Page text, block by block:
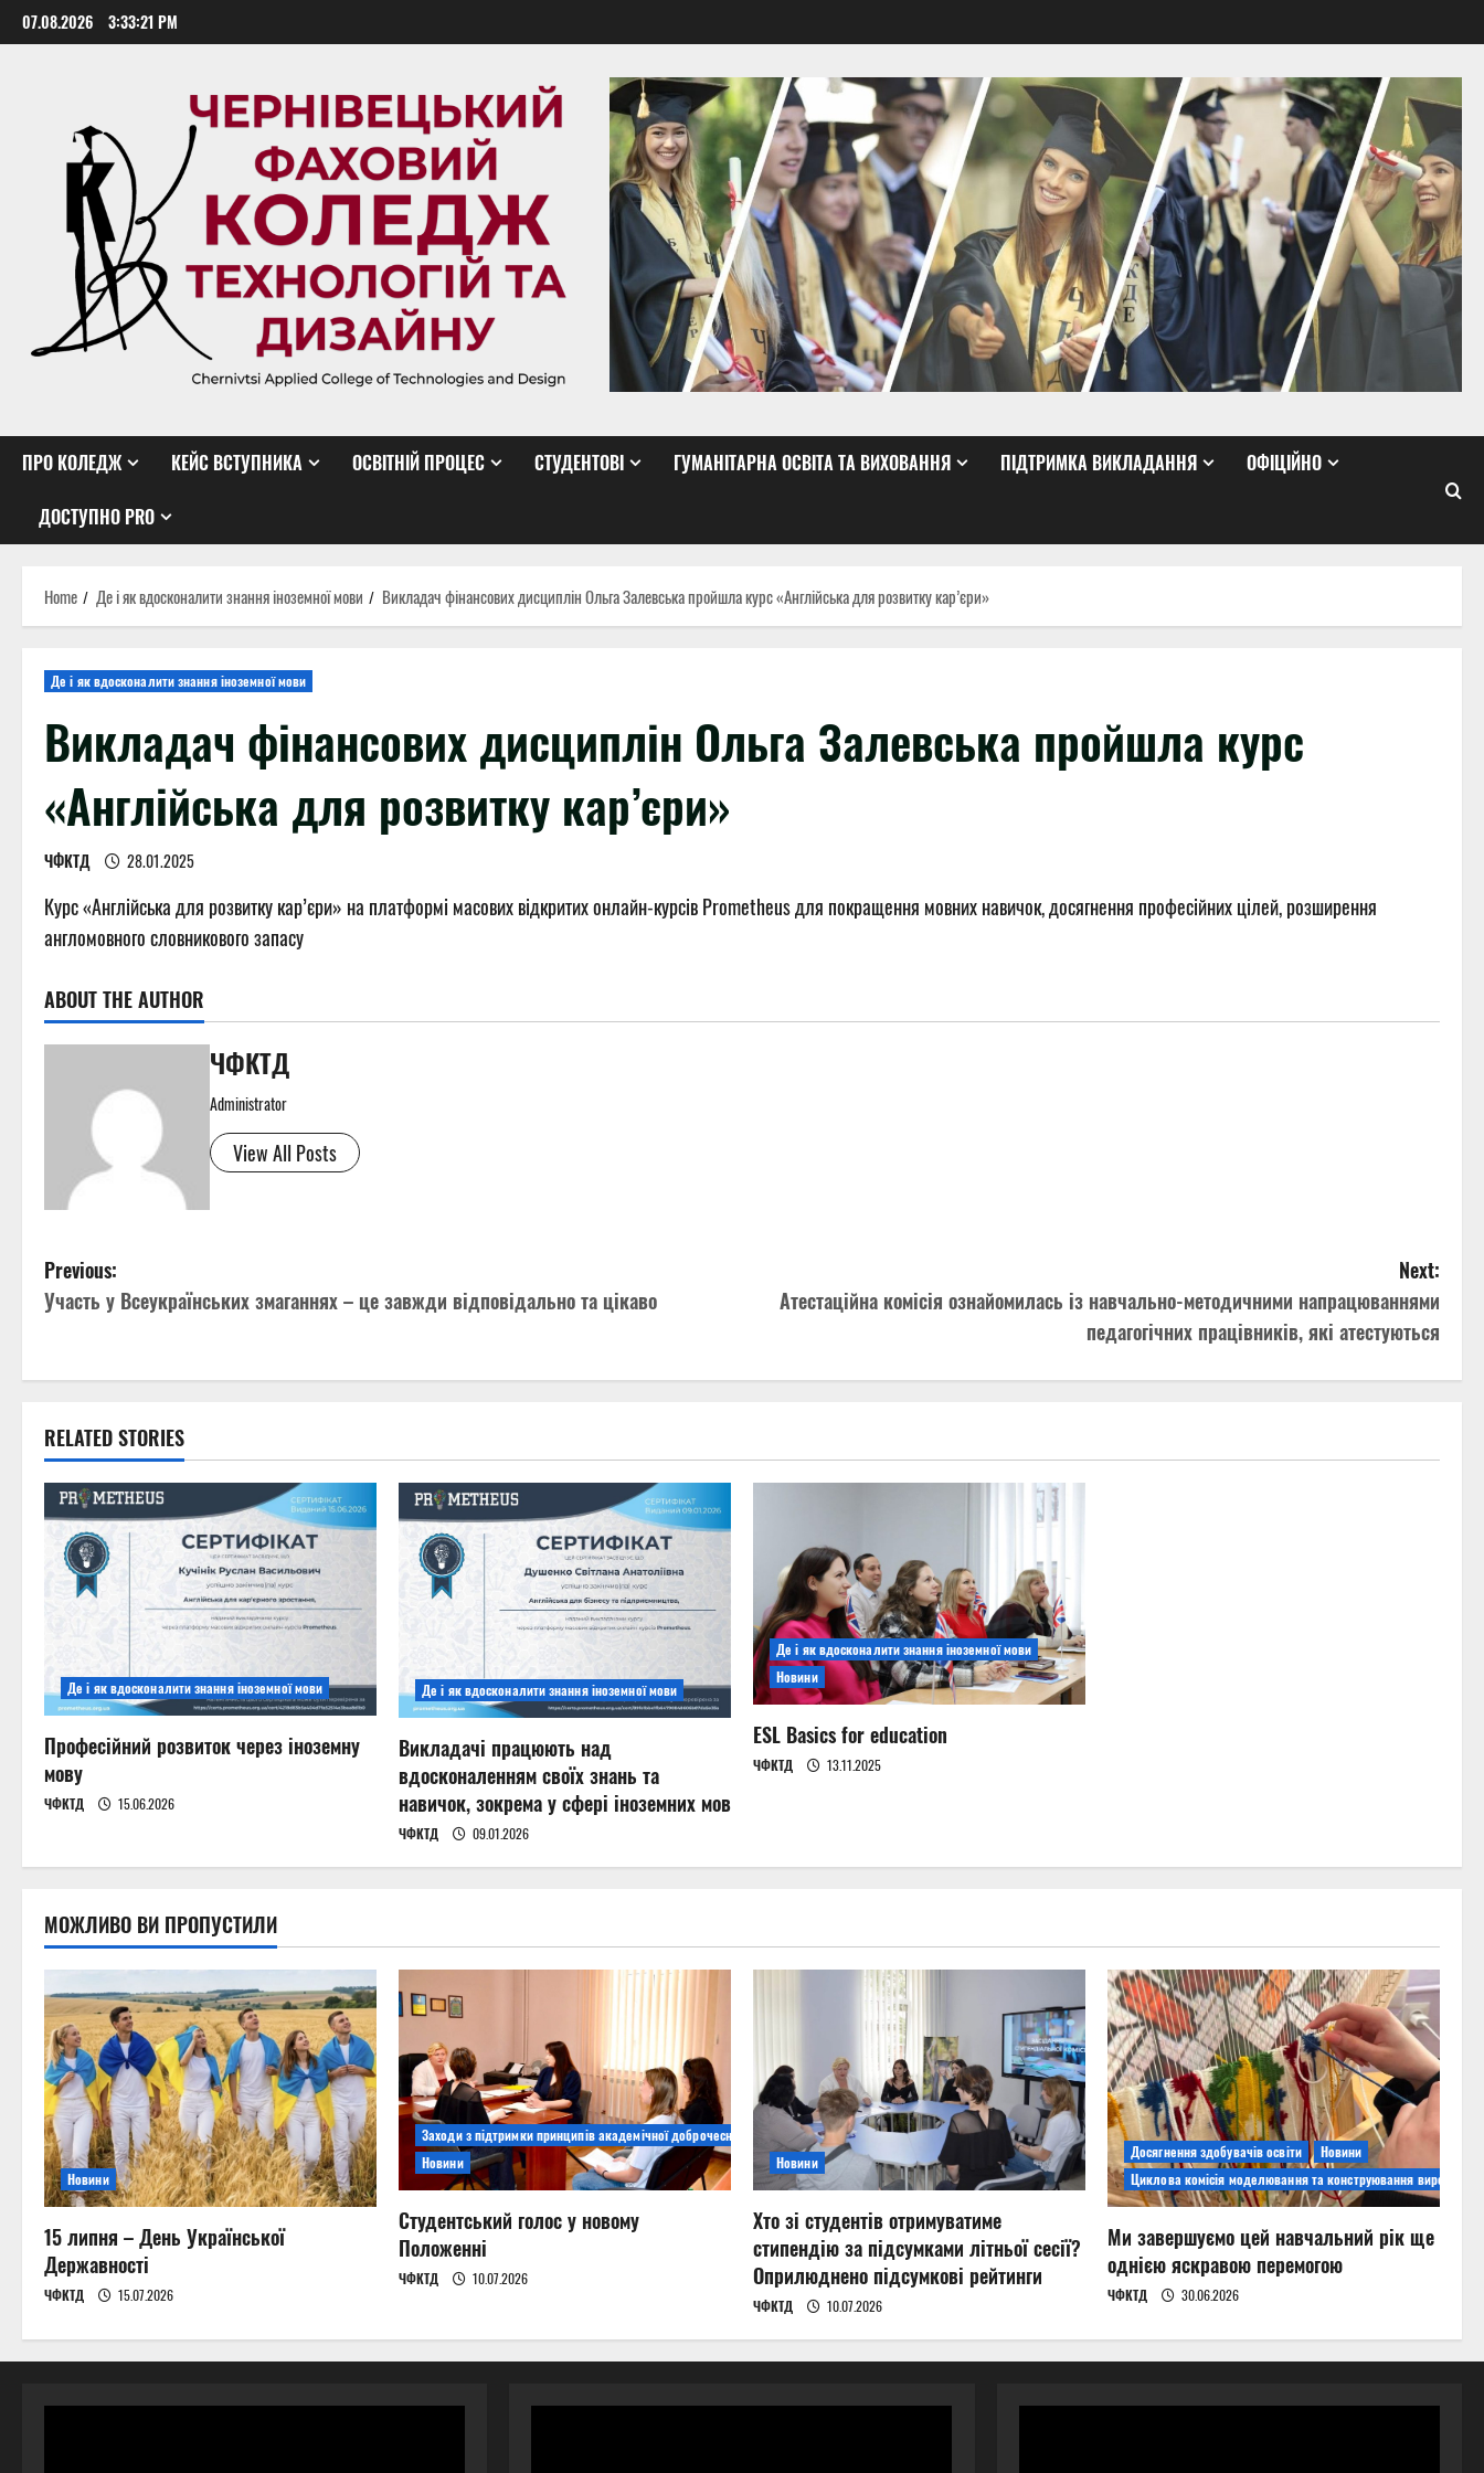
Skip
to
07.08.2026 3:33:22 PM
ПРО КОЛЕДЖ КЕЙС ВСТУПНИКА ОСВІТНІЙ ПРОЦЕС СТУДЕНТОВІ ГУМАНІТАРНА ОСВІТА ТА ВИХОВАННЯ ПІДТРИМКА ВИКЛАДАННЯ ОФІЦІЙНО
ДОСТУПНО PRO
Home Де і як вдосконалити знання іноземної мови Викладач фінансових дисциплін Ольга Залевська пройшла курс «Англійська для розвитку кар’єри»
Де і як вдосконалити знання іноземної мови
Викладач фінансових дисциплін Ольга Залевська пройшла курс
«Англійська для розвитку кар’єри»
ЧФКТД 28.01.2025
Курс «Англійська для розвитку кар’єри» на платформі масових відкритих онлайн-курсів Prometheus для покращення мовних навичок, досягнення професійних цілей, розширення
англомовного словникового запасу
ABOUT THE AUTHOR
ЧФКТД
Administrator
View All Posts
P
o
s
n
a
a
t
i
n
Previous:
Участь у Всеукраїнських змаганнях – це завжди відповідально та цікаво
Next:
Атестаційна комісія ознайомилась із навчально-методичними напрацюваннями
педагогічних працівників, які атестуються
RELATED STORIES
Де і як вдосконалити знання іноземної мови
Професійний розвиток через іноземну
мову
ЧФКТД 15.06.2026
Де і як вдосконалити знання іноземної мови
Викладачі працюють над
вдосконаленням своїх знань та
навичок, зокрема у сфері іноземних мов
ЧФКТД 09.01.2026
Де і як вдосконалити знання іноземної мови
Новини
ESL Basics for education
ЧФКТД 13.11.2025
МОЖЛИВО ВИ ПРОПУСТИЛИ
Новини
15 липня – День Української
Державності
ЧФКТД 15.07.2026
Заходи з підтримки принципів академічної доброчесності
Новини
Студентський голос у новому
Положенні
ЧФКТД 10.07.2026
Новини
Хто зі студентів отримуватиме
стипендію за підсумками літньої сесії?
Оприлюднено підсумкові рейтинги
ЧФКТД 10.07.2026
Досягнення здобувачів освіти
Новини
Циклова комісія моделювання та конструювання виробів
Ми завершуємо цей навчальний рік ще
однією яскравою перемогою
ЧФКТД 30.06.2026